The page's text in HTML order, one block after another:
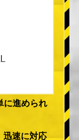
に進められ
迅速に対応